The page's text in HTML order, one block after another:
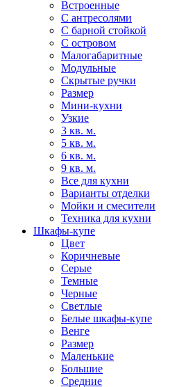
Встроенные
С антресолями
С барной стойкой
С островом
Малогабаритные
Модульные
Скрытые ручки
Размер
Мини-кухни
Узкие
3 кв. м.
5 кв. м.
6 кв. м.
9 кв. м.
Все для кухни
Варианты отделки
Мойки и смесители
Техника для кухни
Шкафы-купе
Цвет
Коричневые
Серые
Темные
Черные
Светлые
Белые шкафы-купе
Венге
Размер
Маленькие
Большие
Средние